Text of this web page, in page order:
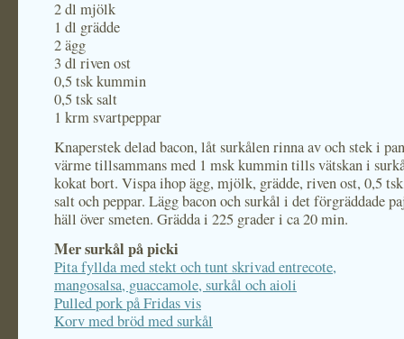
2 dl mjölk
1 dl grädde
2 ägg
3 dl riven ost
0,5 tsk kummin
0,5 tsk salt
1 krm svartpeppar
Knaperstek delad bacon, låt surkålen rinna av och stek i
värme tillsammans med 1 msk kummin tills vätskan i
kokat bort. Vispa ihop ägg, mjölk, grädde, riven ost, 0,5
salt och peppar. Lägg bacon och surkål i det förgräddade
häll över smeten. Grädda i 225 grader i ca 20 min.
Mer surkål på picki
Pita fyllda med stekt och tunt skrivad entrecote,
mangosalsa, guaccamole, surkål och aioli
Pulled pork på Fridas vis
Korv med bröd med surkål